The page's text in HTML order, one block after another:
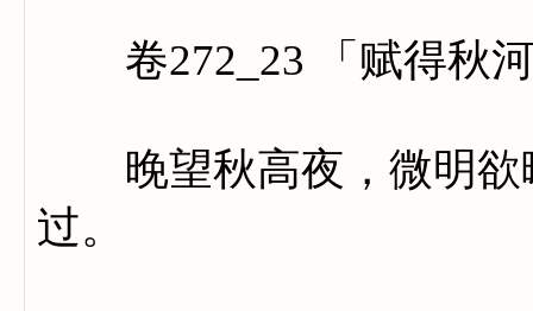
卷272_23 「赋得秋河
晚望秋高夜，微明欲
过。